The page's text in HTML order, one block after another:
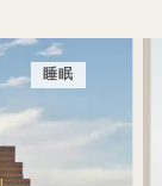
睡眠